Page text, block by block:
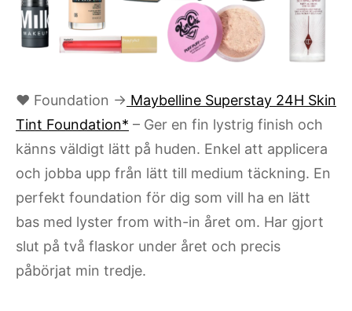
♥ Foundation → Maybelline Superstay 24H Skin
Tint Foundation* – Ger en fin lystrig finish och
känns väldigt lätt på huden. Enkel att applicera
och jobba upp från lätt till medium täckning. En
perfekt foundation för dig som vill ha en lätt
bas med lyster from with-in året om. Har gjort
slut på två flaskor under året och precis
påbörjat min tredje.